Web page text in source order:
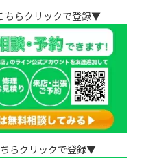
ちらクリックで登録▼
らクリックで登録▼